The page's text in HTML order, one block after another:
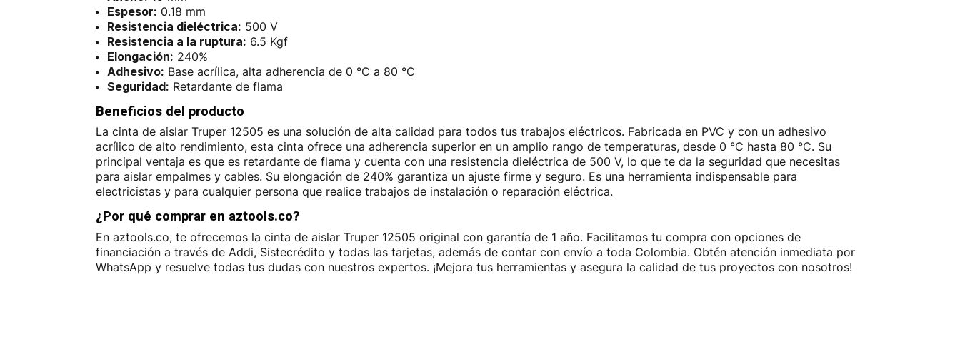
Espesor: 0.18 mm
Resistencia dieléctrica: 500 V
Resistencia a la ruptura: 6.5 Kgf
Elongación: 240%
Adhesivo: Base acrílica, alta adherencia de 0 °C a 80 °C
Seguridad: Retardante de flama
Beneficios del producto
La cinta de aislar Truper 12505 es una solución de alta calidad para todos tus trabajos eléctricos. Fabricada en PVC y con un adhesivo
acrílico de alto rendimiento, esta cinta ofrece una adherencia superior en un amplio rango de temperaturas, desde 0 °C hasta 80 °C. Su
principal ventaja es que es retardante de flama y cuenta con una resistencia dieléctrica de 500 V, lo que te da la seguridad que necesitas
para aislar empalmes y cables. Su elongación de 240% garantiza un ajuste firme y seguro. Es una herramienta indispensable para
electricistas y para cualquier persona que realice trabajos de instalación o reparación eléctrica.
¿Por qué comprar en aztools.co?
En aztools.co, te ofrecemos la cinta de aislar Truper 12505 original con garantía de 1 año. Facilitamos tu compra con opciones de
financiación a través de Addi, Sistecrédito y todas las tarjetas, además de contar con envío a toda Colombia. Obtén atención inmediata por
WhatsApp y resuelve todas tus dudas con nuestros expertos. ¡Mejora tus herramientas y asegura la calidad de tus proyectos con nosotros!